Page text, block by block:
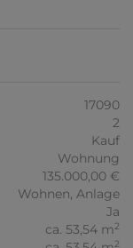
17090
2
Kauf
Wohnung
135.000,00 €
Wohnen Anlage
Ja
ca. 53,54 m2
2